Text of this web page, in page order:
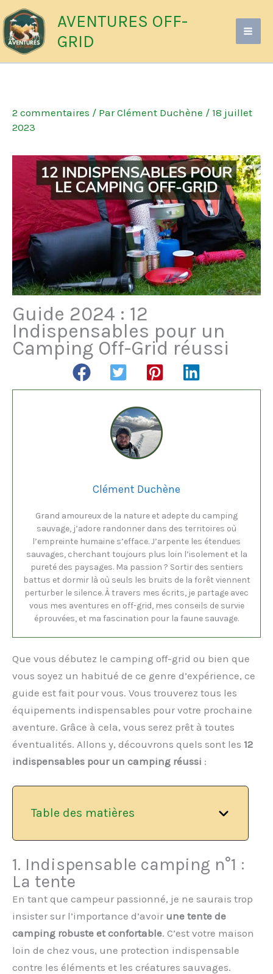
Aller
au
contenu
AVENTURES OFF-
GRID
2 commentaires / ParClément Duchène / 18 juillet
2023
Guide 2024 : 12
Indispensables pour un
Camping Off-Grid réussi
Clément Duchène
Grand amoureux de la nature et adepte du camping
sauvage, j’adore randonner dans des territoires où
l’empreinte humaine s’efface. J’arpente les étendues
sauvages, cherchant toujours plus loin l’isolement et la
pureté des paysages. Ma passion ? Sortir des sentiers
battus et dormir là où seuls les bruits de la forêt viennent
perturber le silence. À travers mes écrits, je partage avec
vous mes aventures en off-grid, mes conseils de survie
éprouvées, et ma fascination pour la faune sauvage.
Que vous débutez le camping off-grid ou bien que
vous soyez un habitué de ce genre d’expérience, ce
guide est fait pour vous. Vous trouverez tous les
équipements indispensables pour votre prochaine
aventure. Grâce à cela, vous serez prêt à toutes
éventualités. Allons y, découvrons quels sont les 12
indispensables pour un camping réussi :
Table des matières
1. Indispensable camping n°1 :
La tente
En tant que campeur passionné, je ne saurais trop
insister sur l’importance d’avoir une tente de
camping robuste et confortable. C’est votre maison
loin de chez vous, une protection indispensable
contre les éléments et les créatures sauvages.